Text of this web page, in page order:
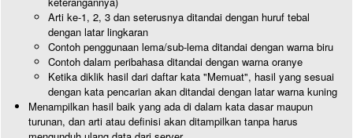
Arti ke-1, 2, 3 dan seterusnya ditandai dengan huruf tebal
dengan latar lingkaran
Contoh penggunaan lema/sub-lema ditandai dengan warna biru
Contoh dalam peribahasa ditandai dengan warna oranye
Ketika diklik hasil dari daftar kata "Memuat", hasil yang sesuai
dengan kata pencarian akan ditandai dengan latar warna kuning
Menampilkan hasil baik yang ada di dalam kata dasar maupun
turunan, dan arti atau definisi akan ditampilkan tanpa harus